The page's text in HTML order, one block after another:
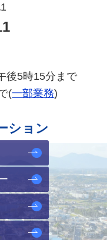
後5時15分まで
(一部業務)
ション